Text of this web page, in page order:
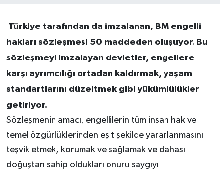
Türkiye tarafından da imzalanan, BM engelli
hakları sözleşmesi 50 maddeden oluşuyor. Bu
sözleşmeyi imzalayan devletler, engellere
karşı ayrımcılığı ortadan kaldırmak, yaşam
standartlarını düzeltmek gibi yükümlülükler
getiriyor.
Sözleşmenin amacı, engellilerin tüm insan hak ve
temel özgürlüklerinden eşit şekilde yararlanmasını
teşvik etmek, korumak ve sağlamak ve dahası
doğuştan sahip oldukları onuru saygıyı